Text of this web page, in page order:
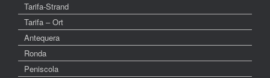
Tarifa-Strand
Tarifa – Ort
Antequera
Ronda
Peniscola